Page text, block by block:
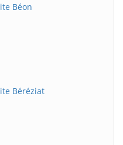
Béon
Béréziat